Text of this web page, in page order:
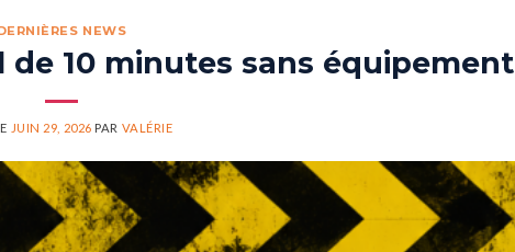
NEWS
10 minutes sans équipement
JUIN 29, 2026 PAR VALÉRIE